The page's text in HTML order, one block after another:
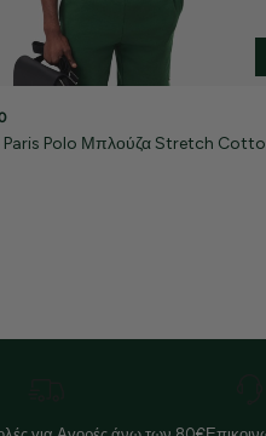
Polo Μπλούζα Stretch